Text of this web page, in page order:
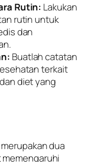
Rutin: Lakukan
rutin untuk
dan
Buatlah catatan
terkait
diet yang
dua